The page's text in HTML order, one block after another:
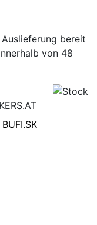
bereit
von 48
BUFI.SK